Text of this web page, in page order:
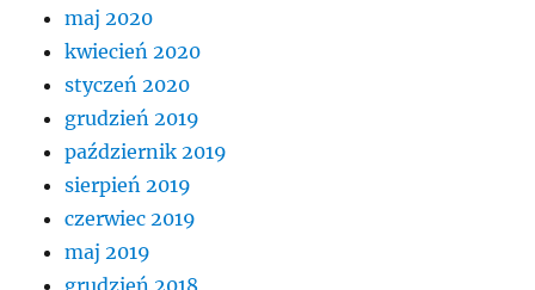
maj 2020
kwiecień 2020
styczeń 2020
grudzień 2019
październik 2019
sierpień 2019
czerwiec 2019
maj 2019
grudzień 2018